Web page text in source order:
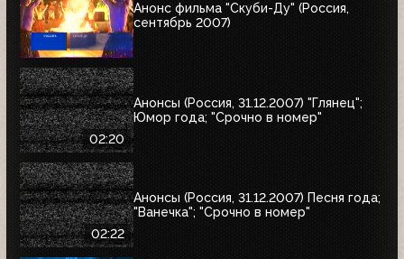
Анонс фильма "Скуби-Ду" (Россия,
сентябрь 2007)
02:20
Анонсы (Россия, 31.12.2007) "Глянец";
Юмор года; "Срочно в номер"
02:22
Анонсы (Россия, 31.12.2007) Песня года;
"Ванечка"; "Срочно в номер"